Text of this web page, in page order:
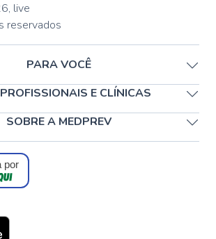
, live
reservados
PARA VOCÊ
E CLÍNICAS
SOBRE A MEDPREV
por